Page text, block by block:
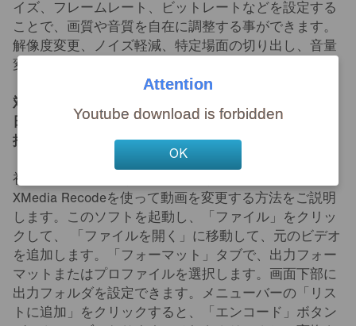
イズ、フレームレート、ビットレートなどを設定する
ことで、画質や音質を自在に調整する事ができます。
解像度変更、ノイズ軽減、特定場面の切り出し、音量
変更などの機能も付いています。
対応OS：
Windows 10 / 8 / 8.1 / 7
日本語対応：
推奨ユーザー：
中級者～プロ
初めてソフトを使う場合、戸惑う可能性があるので、
XMedia Recodeを使って動画を変更する方法をご説明
します。このソフトを起動し、「ファイル」をクリッ
クして、 「ファイルを開く」に移動して、元のビデオ
を追加します。「フォーマット」タブで、出力フォー
マットまたはプロファイルを選択します。画面下部に
出力フォルダを設定できます。メニューバーの「リス
トに追加」をクリックすると、「エンコード」ボタン
Attention
Youtube download is forbidden
OK